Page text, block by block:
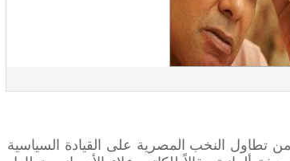
من تطاول النخب المصرية على القيادة السياسية